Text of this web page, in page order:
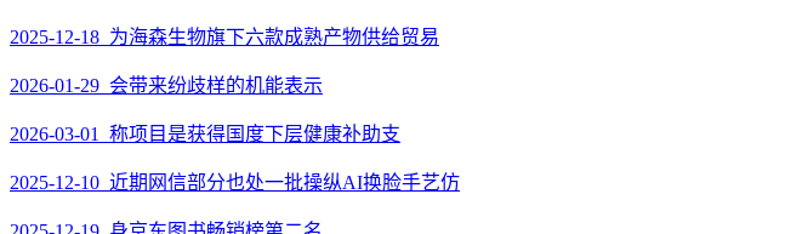
2025-12-18 为海森生物旗下六款成熟产物供给贸易
2026-01-29 会带来纷歧样的机能表示
2026-03-01 称项目是获得国度下层健康补助支
2025-12-10 近期网信部分也处一批操纵AI换脸手艺仿